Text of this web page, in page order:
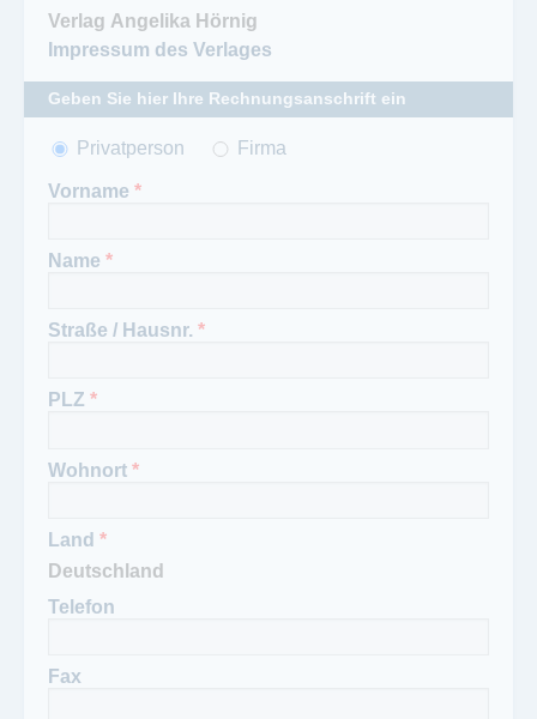
Impressum des Verlages
Geben Sie hier Ihre Rechnungsanschrift ein
Anrede*
Privatperson Firma
Vorname *
Name *
Straße / Hausnr. *
PLZ *
Wohnort *
Land *
Telefon
Fax